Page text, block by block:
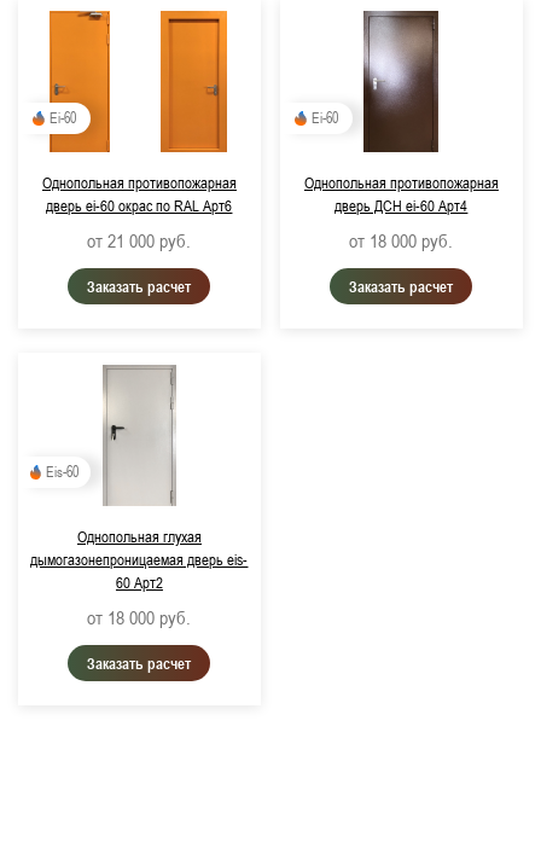
Ei-60
Однопольная противопожарная
дверь ei-60 окрас по RAL Арт6
от 21 000 руб.
Заказать расчет
Ei-60
Однопольная противопожарная
дверь ДСН ei-60 Арт4
от 18 000 руб.
Заказать расчет
Eis-60
Однопольная глухая
дымогазонепроницаемая дверь eis-
60 Арт2
от 18 000 руб.
Заказать расчет